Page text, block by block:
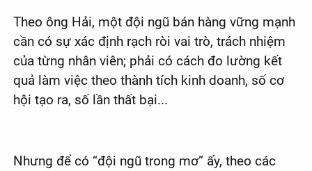
Theo ông Hải, một đội ngũ bán hàng vững mạnh
cần có sự xác định rạch ròi vai trò, trách nhiệm
của từng nhân viên; phải có cách đo lường kết
quả làm việc theo thành tích kinh doanh, số cơ
hội tạo ra, số lần thất bại...
Nhưng để có “đội ngũ trong mơ” ấy, theo các